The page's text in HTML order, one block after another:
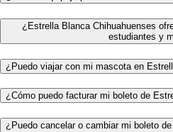
¿Estrella Blanca Chihuahuenses
estudiantes y
¿Puedo viajar con mi mascota en
¿Cómo puedo facturar mi boleto de
¿Puedo cancelar o cambiar mi boleto